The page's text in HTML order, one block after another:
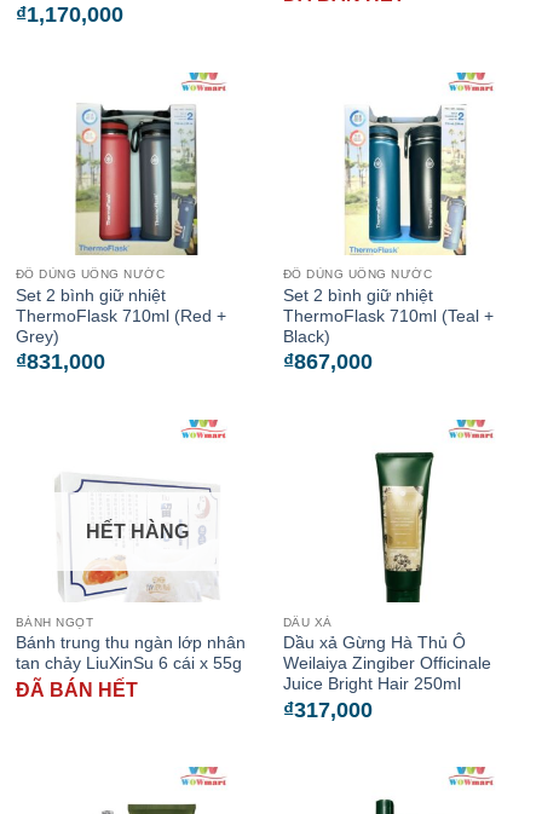
₫1,170,000
ĐỒ DÙNG UỐNG NƯỚC
Set 2 bình giữ nhiệt
ThermoFlask 710ml (Red +
Grey)
₫831,000
ĐỒ DÙNG UỐNG NƯỚC
Set 2 bình giữ nhiệt
ThermoFlask 710ml (Teal +
Black)
₫867,000
HẾT HÀNG
BÁNH NGỌT
Bánh trung thu ngàn lớp nhân
tan chảy LiuXinSu 6 cái x 55g
ĐÃ BÁN HẾT
DẦU XẢ
Dầu xả Gừng Hà Thủ Ô
Weilaiya Zingiber Officinale
Juice Bright Hair 250ml
₫317,000